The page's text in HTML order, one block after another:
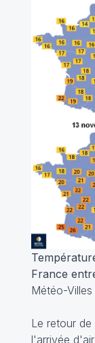
France
Météo-Villes
Le retour
l'arrivée